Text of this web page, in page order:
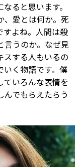
ると思います。
、愛とは何か。死
すよね。人間は殺
言うのか。なぜ見
スする人もいるの
いく物語です。僕
いろんな表情を
でもらえたらう